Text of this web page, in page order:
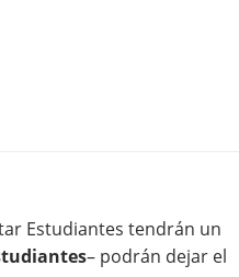
Estudiantes tendrán un
– podrán dejar el